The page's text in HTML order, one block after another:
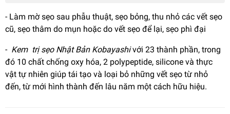
- Làm mờ sẹo sau phẫu thuật, sẹo bỏng, thu nhỏ các vết sẹo
cũ, sẹo thâm do mụn hoặc do vết sẹo để lại, sẹo phì đại
- Kem trị sẹo Nhật Bản Kobayashivới 23 thành phần, trong
đó 10 chất chống oxy hóa, 2 polypeptide, silicone và thực
vật tự nhiên giúp tái tạo và loại bỏ những vết sẹo từ nhỏ
đến, từ mới hình thành đến lâu năm một cách hữu hiệu.